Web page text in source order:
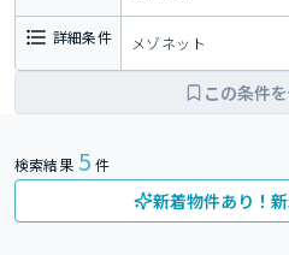
詳細条件 メゾネット
この条件
検索結果 5 件
新着物件あり！